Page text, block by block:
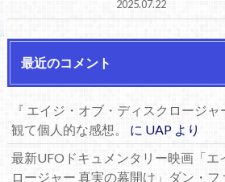
2025.07.22
最近のコメント
『 エイジ・オブ・ディスクロージ
観て個人的な感想。
に UAPより
最新UFOドキュメンタリー映画「エ
ロージャー 真実の幕開け」ダン・フ